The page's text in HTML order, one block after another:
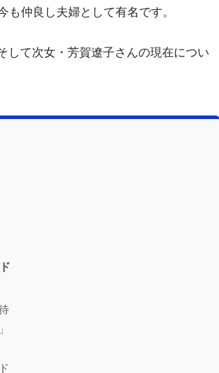
仲良し夫婦として有名です。
して次女・芳賀遼子さんの現在につい